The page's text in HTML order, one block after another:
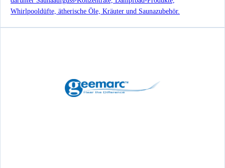
Whirlpooldüfte, ätherische Öle, Kräuter und Saunazubehör.